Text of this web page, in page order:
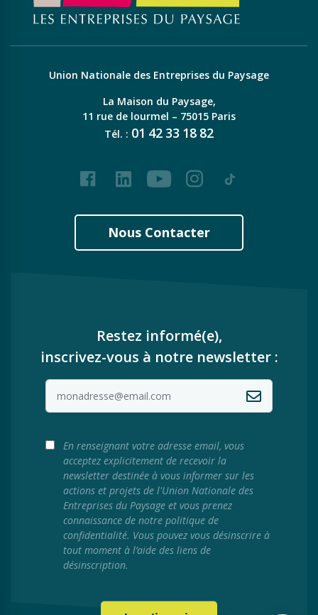
Union Nationale des Entreprises du Paysage
La Maison du Paysage,
11 rue de lourmel – 75015 Paris
Tél. : 01 42 33 18 82
FacebookLinkedInYoutubeInstagram
Tiktok
Nous Contacter
Restez informé(e),
inscrivez-vous à notre newsletter :
En renseignant votre adresse email, vous
acceptez explicitement de recevoir la
newsletter destinée à vous informer sur les
actions et projets de l'Union Nationale des
Entreprises du Paysage et vous prenez
connaissance de notre politique de
confidentialité. Vous pouvez vous désinscrire à
tout moment à l’aide des liens de
désinscription.